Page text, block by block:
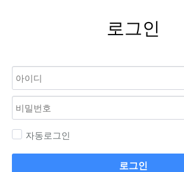
로그인
자동로그인
로그인